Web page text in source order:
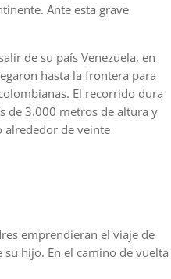
Ante esta grave
de su país Venezuela, en
hasta la frontera para
El recorrido dura
de 3.000 metros de altura y
alrededor de veinte
emprendieran el viaje de
hijo. En el camino de vuelta